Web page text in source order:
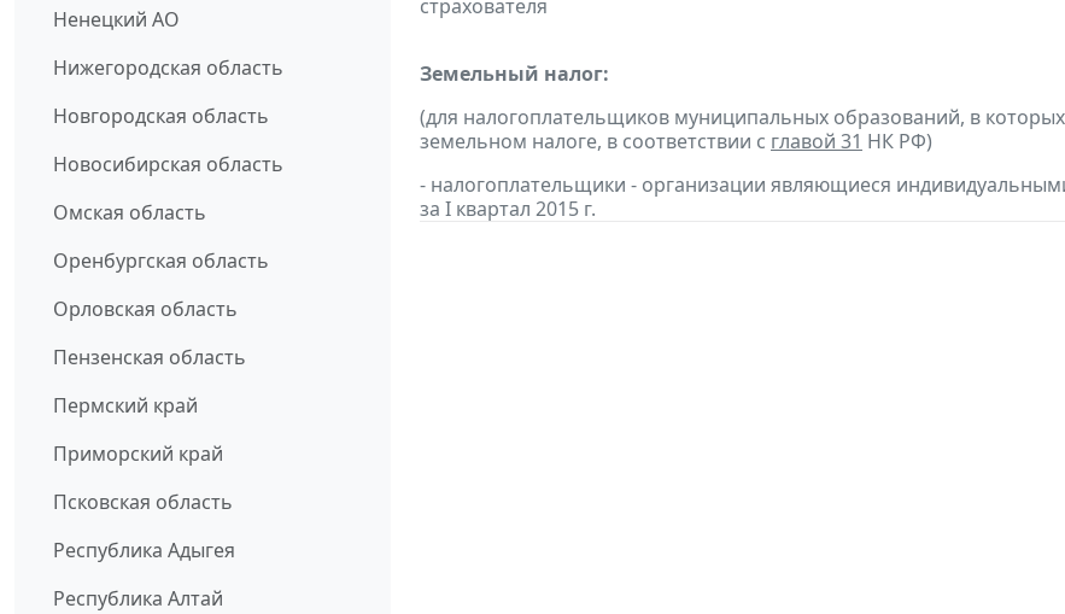
Ненецкий АО
Нижегородская область
Новгородская область
Новосибирская область
Омская область
Оренбургская область
Орловская область
Пензенская область
Пермский край
Приморский край
Псковская область
Республика Адыгея
Республика Алтай
страхователя
Земельный налог:
(для налогоплательщиков муниципальных образований, в
земельном налоге, в соответствии с главой 31 НК РФ)
- налогоплательщики - организации являющиеся
за I квартал 2015 г.